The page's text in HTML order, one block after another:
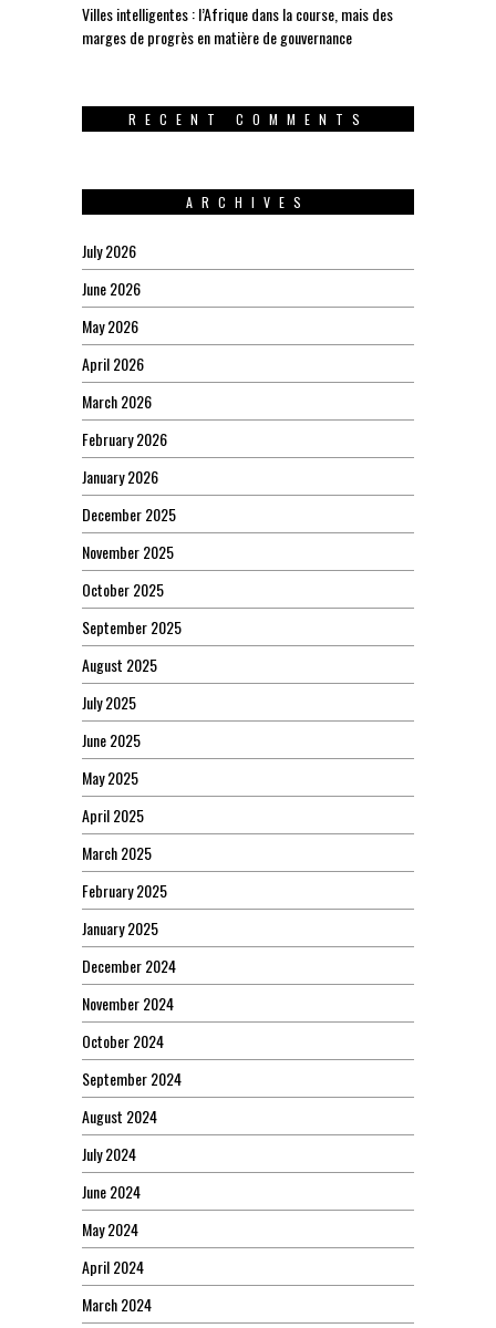
Villes intelligentes : l’Afrique dans la course, mais des
marges de progrès en matière de gouvernance
RECENT COMMENTS
ARCHIVES
July 2026
June 2026
May 2026
April 2026
March 2026
February 2026
January 2026
December 2025
November 2025
October 2025
September 2025
August 2025
July 2025
June 2025
May 2025
April 2025
March 2025
February 2025
January 2025
December 2024
November 2024
October 2024
September 2024
August 2024
July 2024
June 2024
May 2024
April 2024
March 2024